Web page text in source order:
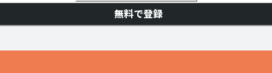
無料で登録